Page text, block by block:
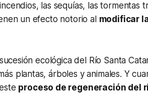
las sequías, las tormentas
un efecto notorio al modificar
ecológica del Río Santa
plantas, árboles y animales. Y
proceso de regeneración del